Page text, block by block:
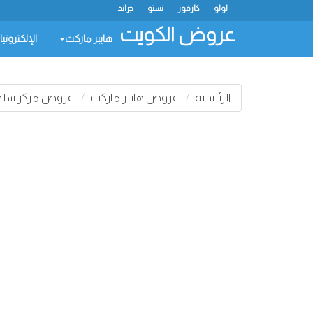
جراند نستو كارفور لولو
عروض الكويت هايبر ماركت
الرئيسية عروض هايبر ماركت عروض مركز